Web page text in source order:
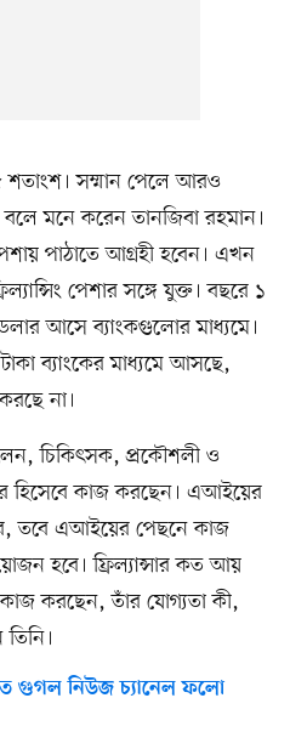
শতাংশ। সম্মান পেলে আরও
মনে করেন তানজিবা রহমান।
পাঠাতে আগ্রহী হবেন। এখন
পেশার সঙ্গে যুক্ত। বছরে ১
আসে ব্যাংকগুলোর মাধ্যমে।
ব্যাংকের মাধ্যমে আসছে,
না।
চিকিৎসক, প্রকৌশলী ও
হিসেবে কাজ করছেন। এআইয়ের
তবে এআইয়ের পেছনে কাজ
হবে। ফ্রিল্যান্সার কত আয়
করছেন, তাঁর যোগ্যতা কী,
গুগল নিউজ চ্যানেল ফলো